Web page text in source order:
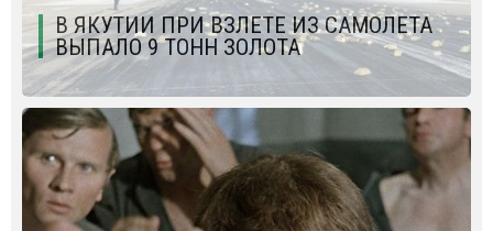
В ЯКУТИИ ПРИ ВЗЛЕТЕ ИЗ САМОЛЕТА
ВЫПАЛО 9 ТОНН ЗОЛОТА